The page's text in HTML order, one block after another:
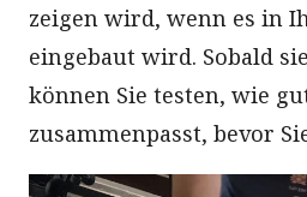
zeigen wird, wenn es in
eingebaut wird. Sobald
können Sie testen, wie
zusammenpasst, bevor